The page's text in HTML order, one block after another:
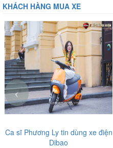
KHÁCH HÀNG MUA XE
Diễn viên, ca sĩ nổi tiếng tin
tưởng những sản phẩm tại Thế
‹